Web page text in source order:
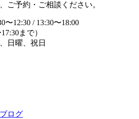
ご予約・ご相談ください。
〜12:30 / 13:30〜18:00
まで）
日曜、祝日
ログ